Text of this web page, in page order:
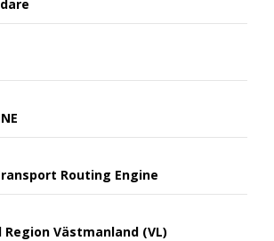
Routing Engine
Västmanland (VL)